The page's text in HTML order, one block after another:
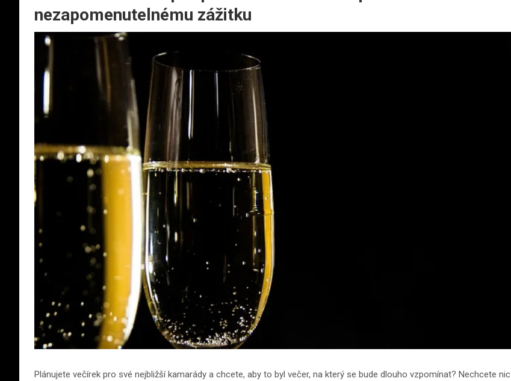
nezapomenutelnému zážitku
Plánujete večírek pro své nejbližší kamarády a chcete, aby to byl večer, na který se bude dlouho vzpomínat? Nechcete nic